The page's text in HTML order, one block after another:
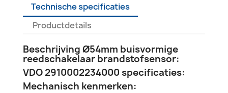
Technische specificaties
Productdetails
Beschrijving Ø54mm buisvormige
reedschakelaar brandstofsensor:
VDO 2910002234000 specificaties:
Mechanisch kenmerken: